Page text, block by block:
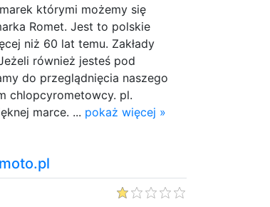
którymi możemy się
Romet. Jest to polskie
niż 60 lat temu. Zakłady
również jesteś pod
do przeglądnięcia naszego
chlopcyrometowcy. pl.
marce. ... pokaż więcej »